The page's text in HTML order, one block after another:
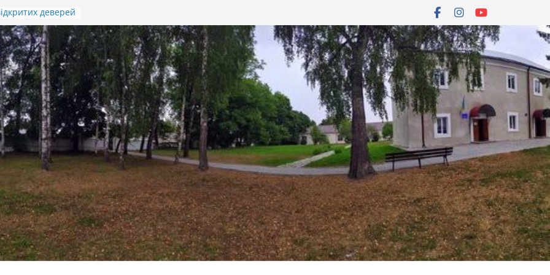
деверей
Гавдиди
підсумків
юнацької
гри